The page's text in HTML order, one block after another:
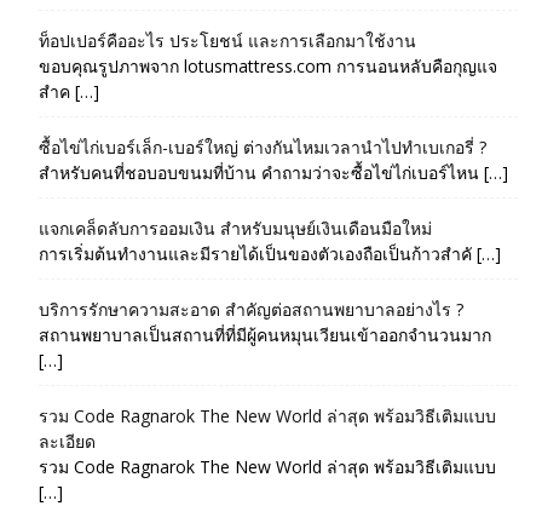
ท็อปเปอร์คืออะไร ประโยชน์ และการเลือกมาใช้งาน
ขอบคุณรูปภาพจาก lotusmattress.com การนอนหลับคือกุญแจ
สำค […]
ซื้อไข่ไก่เบอร์เล็ก-เบอร์ใหญ่ ต่างกันไหมเวลานำไปทำเบเกอรี่ ?
สำหรับคนที่ชอบอบขนมที่บ้าน คำถามว่าจะซื้อไข่ไก่เบอร์ไหน […]
แจกเคล็ดลับการออมเงิน สำหรับมนุษย์เงินเดือนมือใหม่
การเริ่มต้นทำงานและมีรายได้เป็นของตัวเองถือเป็นก้าวสำคั […]
บริการรักษาความสะอาด สำคัญต่อสถานพยาบาลอย่างไร ?
สถานพยาบาลเป็นสถานที่ที่มีผู้คนหมุนเวียนเข้าออกจำนวนมาก
[…]
รวม Code Ragnarok The New World ล่าสุด พร้อมวิธีเติมแบบ
ละเอียด
รวม Code Ragnarok The New World ล่าสุด พร้อมวิธีเติมแบบ
[…]